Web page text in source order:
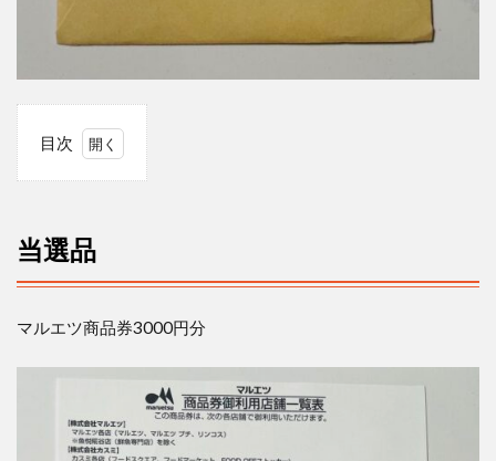
目次
品
選
数
歴
当選品
マルエツ商品券3000円分